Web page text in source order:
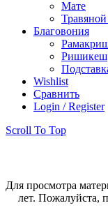
Мате
Благовония
Ришикеш
Wishlist
Сравнить
Login / Register
Scroll To Top
Для просмотра
лет. Пожалуйста,